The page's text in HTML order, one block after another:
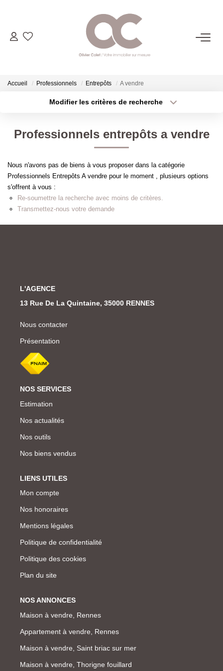
06.14.98.69.34
ACHETER
ESTIMER
L'AGENCE
CONTACT
Accueil Professionnels Entrepôts A vendre
Modifier les critères de recherche
Type de bien
Surface min
Budget max Plus de critères
Professionnels entrepôts a vendre
Nous n'avons pas de biens à vous proposer dans la catégorie
Professionnels Entrepôts A vendre pour le moment , plusieurs options
s'offrent à vous :
Re-soumettre la recherche avec moins de critères.
Transmettez-nous votre demande
L'AGENCE
13 Rue De La Quintaine, 35000 RENNES
Nous contacter
Présentation
NOS SERVICES
Estimation
Nos actualités
Nos outils
Nos biens vendus
LIENS UTILES
Mon compte
Nos honoraires
Mentions légales
Politique de confidentialité
Politique des cookies
Plan du site
NOS ANNONCES
Maison à vendre, Rennes
Appartement à vendre, Rennes
Maison à vendre, Saint briac sur mer
Maison à vendre, Thorigne fouillard